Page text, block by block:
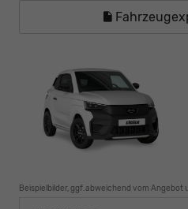
Beispielbilder, ggf.abweichend vom Angebot